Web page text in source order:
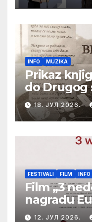
Festival
INFO MUZIKA
Prikaz
do Drugog
(bilo neko
(autor-
Botoš
samizdat)
18. ЈУЛ 2026.
FESTIVALI FILM INFO
Film „3
nagradu
Label na
12. ЈУЛ 2026.